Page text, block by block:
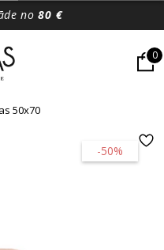
no80 €
0
50x70
-50%